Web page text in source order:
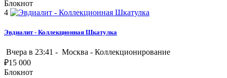
Блокнот
4
Эвдиалит - Коллекционная Шкатулка
Вчера в 23:41 - Москва - Коллекционирование
₽15 000
Блокнот